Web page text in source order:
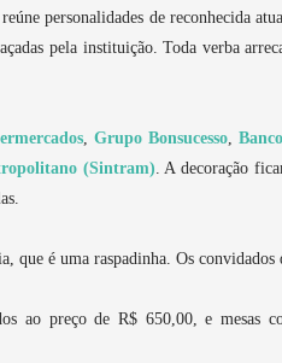
personalidades de reconhecida
pela instituição. Toda verba
,Grupo Bonsucesso,
(Sintram). A decoração
que é uma raspadinha. Os
ao preço de R$ 650,00, e